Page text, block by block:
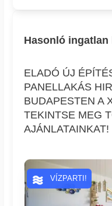
Hasonló ingatlan
ELADÓ ÚJ
PANELLAKÁS
BUDAPESTEN A
TEKINTSE MEG
AJÁNLATAINKAT!
VÍZPARTI!